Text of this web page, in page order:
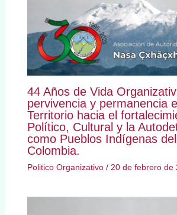
44 Años de Vida
pervivencia y permanencia
Territorio hacia el
Político, Cultural y la
como Pueblos Indígenas
Colombia.
Politico Organizativo/ 20 de febrero de